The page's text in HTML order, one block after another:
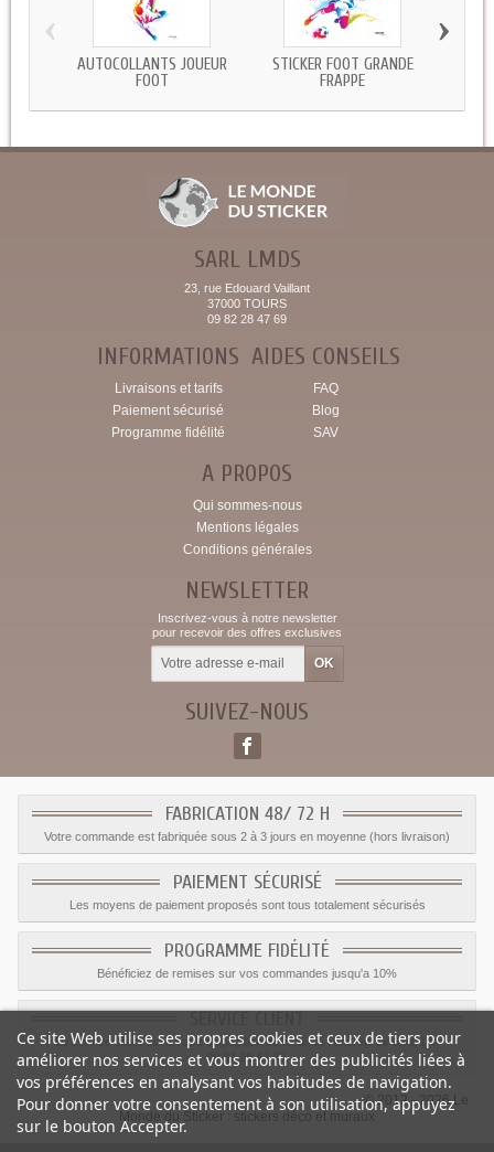
AUTOCOLLANTS JOUEUR
FOOT
STICKER FOOT GRANDE
FRAPPE
‹ ›
SARL LMDS
23, rue Edouard Vaillant
37000 TOURS
09 82 28 47 69
INFORMATIONS
Livraisons et tarifs
Paiement sécurisé
Programme fidélité
AIDES CONSEILS
FAQ
Blog
SAV
A PROPOS
Qui sommes-nous
Mentions légales
Conditions générales
NEWSLETTER
Inscrivez-vous à notre newsletter
pour recevoir des offres exclusives
SUIVEZ-NOUS
FABRICATION 48/ 72 H
Votre commande est fabriquée sous 2 à 3 jours en moyenne (hors livraison)
PAIEMENT SÉCURISÉ
Les moyens de paiement proposés sont tous totalement sécurisés
PROGRAMME FIDÉLITÉ
Bénéficiez de remises sur vos commandes jusqu'a 10%
Le service client est a votre disposition du lundi au vendredi de 8h à 17h
09.82.28.47.69.
© 2012 - 2026 Le
Monde du Sticker :
stickers déco et muraux
Ce site Web utilise ses propres cookies et ceux de tiers pour
améliorer nos services et vous montrer des publicités liées à
vos préférences en analysant vos habitudes de navigation.
Pour donner votre consentement à son utilisation, appuyez
sur le bouton Accepter.